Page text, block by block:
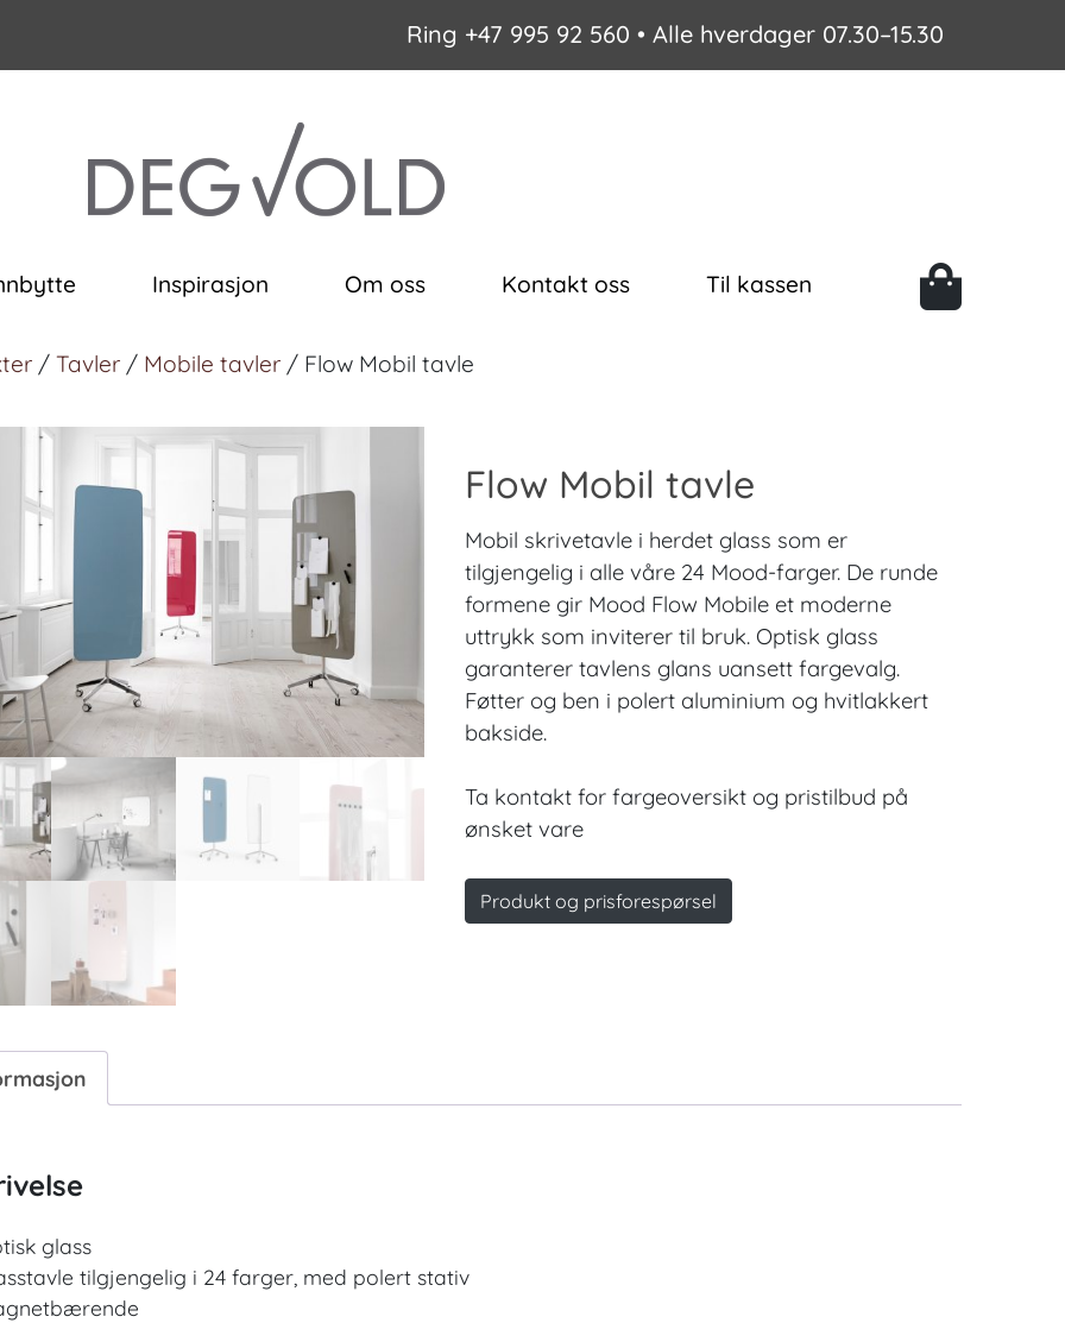
Ring +47 995 92 560 • Alle hverdager 07.30–15.30
Inspirasjon Om oss Kontakt oss Til kassen
/ Tavler / Mobile tavler / Flow Mobil tavle
Flow Mobil tavle
Mobil skrivetavle i herdet glass som er
tilgjengelig i alle våre 24 Mood-farger. De runde
formene gir Mood Flow Mobile et moderne
uttrykk som inviterer til bruk. Optisk glass
garanterer tavlens glans uansett fargevalg.
Føtter og ben i polert aluminium og hvitlakkert
bakside.
Ta kontakt for fargeoversikt og pristilbud på
ønsket vare
Produkt og prisforespørsel
glass
tilgjengelig i 24 farger, med polert stativ